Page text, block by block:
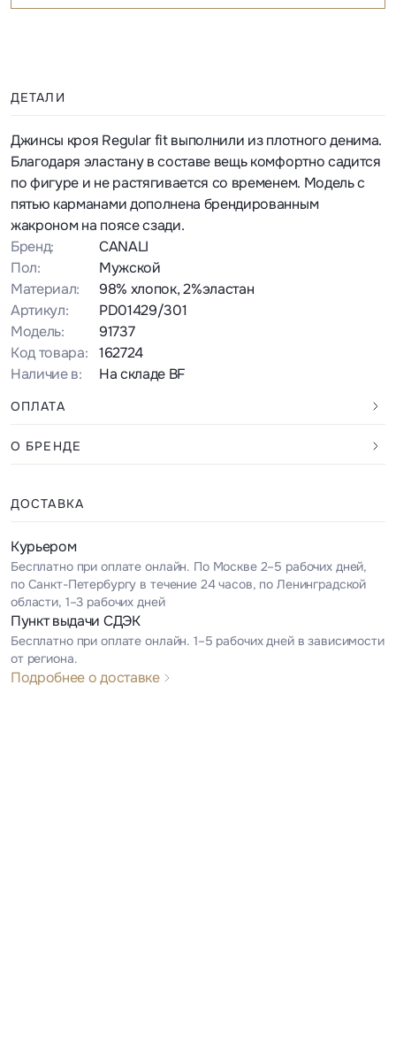
ДЕТАЛИ
Джинсы кроя Regular fit выполнили из плотного денима.
Благодаря эластану в составе вещь комфортно садится
по фигуре и не растягивается со временем. Модель с
пятью карманами дополнена брендированным
жакроном на поясе сзади.
Бренд:
CANALI
Пол:
Мужской
Материал:
98% хлопок, 2%эластан
Артикул:
PD01429/301
Модель:
91737
Код товара:
162724
Наличие в:
На складе BF
ОПЛАТА
О БРЕНДЕ
ДОСТАВКА
Курьером
Бесплатно при оплате онлайн. По Москве 2–5 рабочих дней,
по Санкт-Петербургу в течение 24 часов, по Ленинградской
области, 1–3 рабочих дней
Пункт выдачи СДЭК
Бесплатно при оплате онлайн. 1–5 рабочих дней в зависимости
от региона.
Подробнее о доставке